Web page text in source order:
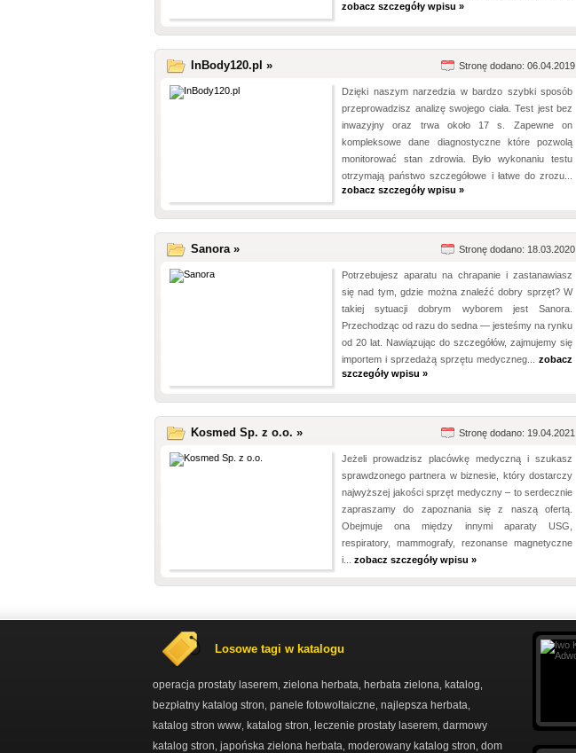
zobacz szczegóły wpisu »
InBody120.pl » Stronę dodano: 06.04.2019
Dzięki naszym narzedzia w bardzo szybki sposób
przeprowadzisz analizę swojego ciała. Test jest bez
inwazyjny oraz trwa około 17 s. Zapewne on
kompleksowe dane diagnostyczne które pozwolą
monitorować stan zdrowia. Było wykonaniu testu
otrzymają państwo szczegółowe i łatwe do zrozu...
zobacz szczegóły wpisu »
Sanora » Stronę dodano: 18.03.2020
Potrzebujesz aparatu na chrapanie i zastanawiasz
się nad tym, gdzie można znaleźć dobry sprzęt? W
takiej sytuacji dobrym wyborem jest Sanora.
Przechodząc od razu do sedna — jesteśmy na rynku
od 20 lat. Nawiązując do szczegółów, zajmujemy się
importem i sprzedażą sprzętu medyczneg... zobacz
szczegóły wpisu »
Kosmed Sp. z o.o. » Stronę dodano: 19.04.2021
Jeżeli prowadzisz placówkę medyczną i szukasz
sprawdzonego partnera w biznesie, który dostarczy
najwyższej jakości sprzęt medyczny – to serdecznie
zapraszamy do zapoznania się z naszą ofertą.
Obejmuje ona między innymi aparaty USG,
respiratory, mammografy, rezonanse magnetyczne
i... zobacz szczegóły wpisu »
Losowe tagi w katalogu
operacja prostaty laserem zielona herbata herbata zielona katalog
bezpłatny katalog stron panele fotowoltaiczne najlepsza herbata
katalog stron www katalog stron leczenie prostaty laserem darmowy
katalog stron japońska zielona herbata moderowany katalog stron dom